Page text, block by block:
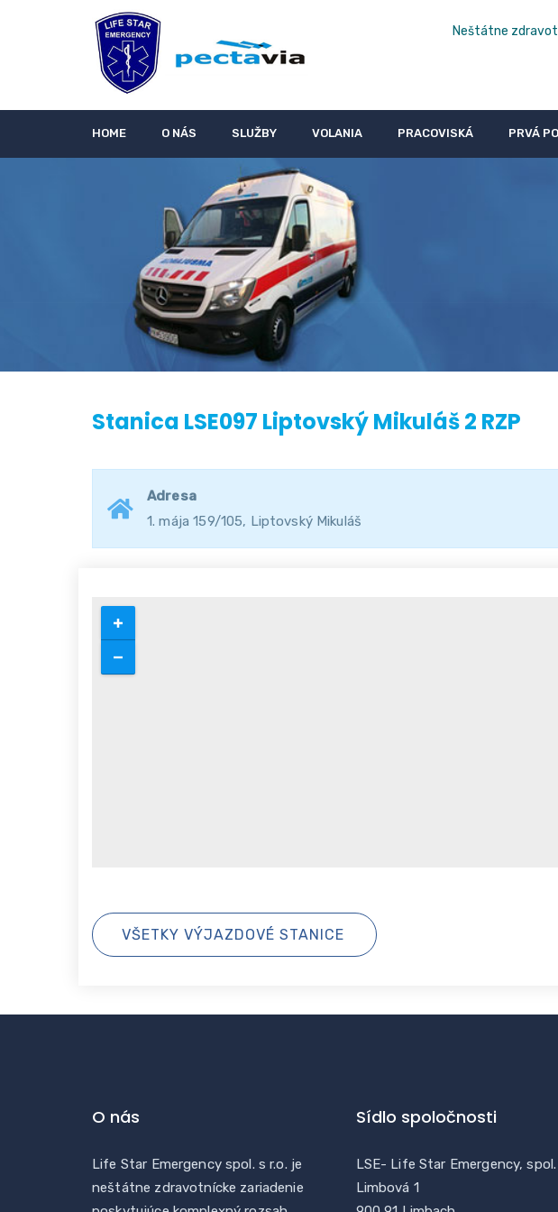
Neštátne
HOME O NÁS SLUŽBY VOLANIA PRACOVISKÁ PRVÁ
Stanica LSE097 Liptovský Mikuláš 2 RZP
Adresa
1. mája 159/105, Liptovský Mikuláš
VŠETKY VÝJAZDOVÉ STANICE
O nás
Life Star Emergency spol. s r.o. je
neštátne zdravotnícke zariadenie
Sídlo spoločnosti
LSE- Life Star Emergency, spol.
Limbová 1